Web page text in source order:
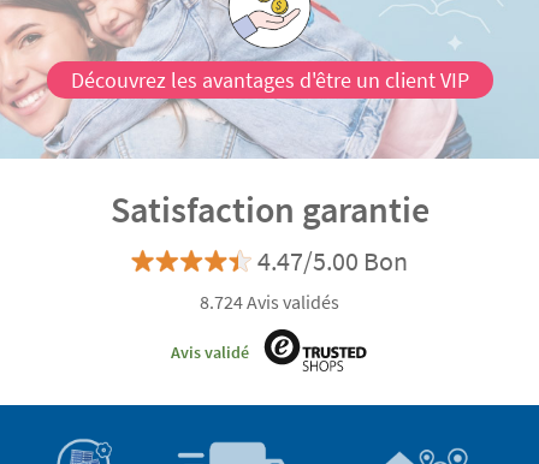
Découvrez les avantages d'être un client VIP
Satisfaction garantie
4.47/5.00 Bon
8.724 Avis validés
Avis validé